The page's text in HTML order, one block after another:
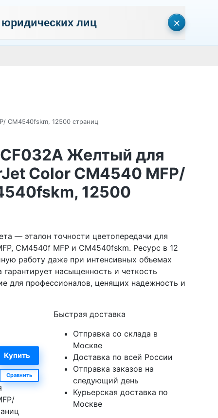
лиц ×
CM4540fskm, 12500 страниц
Желтый для
Color CM4540 MFP/
12500
— эталон точности цветопередачи для
CM4540f MFP и CM4540fskm. Ресурс в 12
работу даже при интенсивных объемах
гарантирует насыщенность и четкость
для профессионалов, ценящих надежность и
Сравнить
Быстрая доставка
Отправка со склада в
Москве
Доставка по всей России
Отправка заказов на
следующий день
Курьерская доставка по
Москве